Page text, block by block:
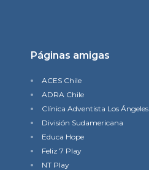
Páginas amigas
ACES Chile
ADRA Chile
Clínica Adventista Los Ángeles
División Sudamericana
Educa Hope
Feliz 7 Play
NT Play